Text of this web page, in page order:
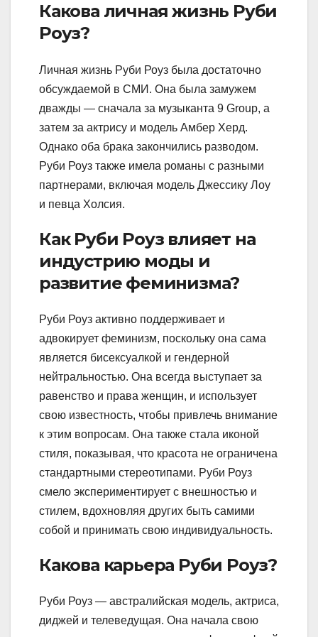
Какова личная жизнь Руби
Роуз?
Личная жизнь Руби Роуз была достаточно
обсуждаемой в СМИ. Она была замужем
дважды — сначала за музыканта 9 Group, а
затем за актрису и модель Амбер Херд.
Однако оба брака закончились разводом.
Руби Роуз также имела романы с разными
партнерами, включая модель Джессику Лоу
и певца Холсия.
Как Руби Роуз влияет на
индустрию моды и
развитие феминизма?
Руби Роуз активно поддерживает и
адвокирует феминизм, поскольку она сама
является бисексуалкой и гендерной
нейтральностью. Она всегда выступает за
равенство и права женщин, и использует
свою известность, чтобы привлечь внимание
к этим вопросам. Она также стала иконой
стиля, показывая, что красота не ограничена
стандартными стереотипами. Руби Роуз
смело экспериментирует с внешностью и
стилем, вдохновляя других быть самими
собой и принимать свою индивидуальность.
Какова карьера Руби Роуз?
Руби Роуз — австралийская модель, актриса,
диджей и телеведущая. Она начала свою